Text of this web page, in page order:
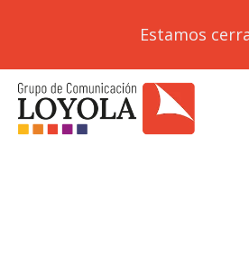
Estamos